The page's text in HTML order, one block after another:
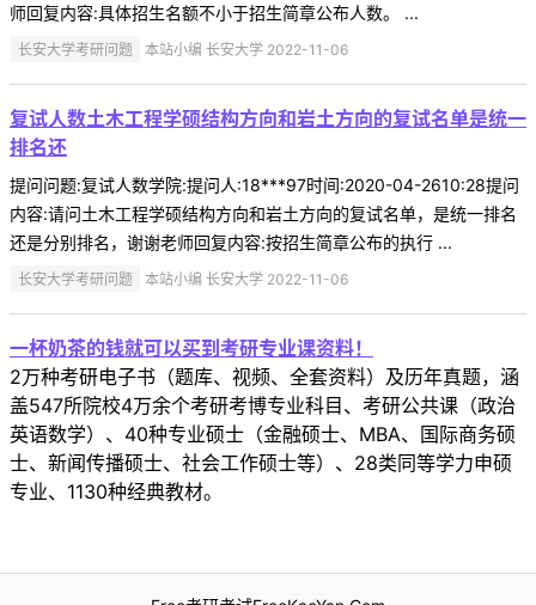
师回复内容:具体招生名额不小于招生简章公布人数。 ...
长安大学考研问题 本站小编 长安大学 2022-11-06
复试人数土木工程学硕结构方向和岩土方向的复试名单是统一
排名还
提问问题:复试人数学院:提问人:18***97时间:2020-04-2610:28提问
内容:请问土木工程学硕结构方向和岩土方向的复试名单，是统一排名
还是分别排名，谢谢老师回复内容:按招生简章公布的执行 ...
长安大学考研问题 本站小编 长安大学 2022-11-06
一杯奶茶的钱就可以买到考研专业课资料！
2万种考研电子书（题库、视频、全套资料）及历年真题，涵
盖547所院校4万余个考研考博专业科目、考研公共课（政治
英语数学）、40种专业硕士（金融硕士、MBA、国际商务硕
士、新闻传播硕士、社会工作硕士等）、28类同等学力申硕
专业、1130种经典教材。